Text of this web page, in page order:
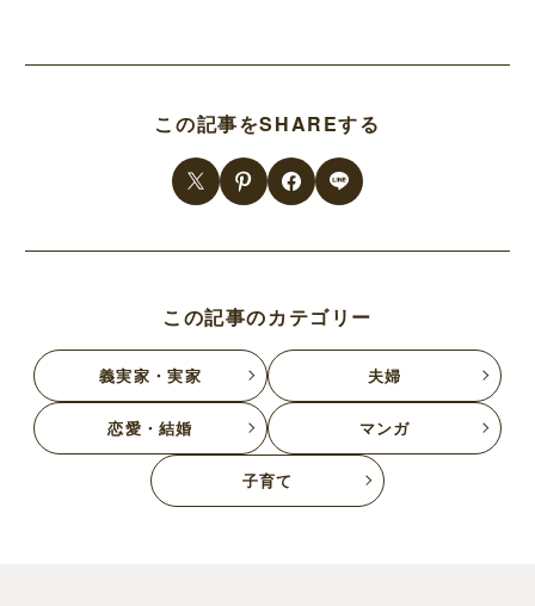
この記事をSHAREする
この記事のカテゴリー
義実家・実家 夫婦
恋愛・結婚 マンガ
子育て